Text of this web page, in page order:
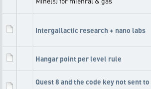
Intergallactic research + nano labs
Hangar point per level rule
Quest 8 and the code key not sent to